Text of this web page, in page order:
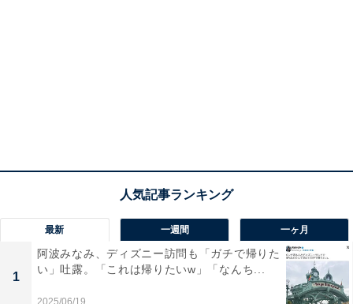
最新 一週間 一ヶ月
1
阿波みなみ、ディズニー訪問も「ガチで帰りた
い」吐露。「これは帰りたいw」「なんち...